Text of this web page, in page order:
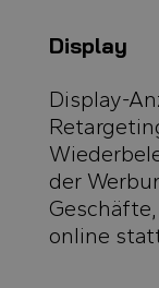
Display
Display-
der
online